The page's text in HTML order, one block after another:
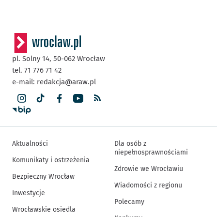
pl. Solny 14, 50-062 Wrocław
tel. 71 776 71 42
e-mail: redakcja@araw.pl
Aktualności
Komunikaty i ostrzeżenia
Bezpieczny Wrocław
Inwestycje
Wrocławskie osiedla
Dla osób z
niepełnosprawnościami
Zdrowie we Wrocławiu
Wiadomości z regionu
Polecamy